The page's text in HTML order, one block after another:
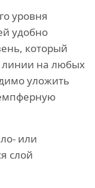
уровня
удобно
который
линии на любых
уложить
или
слой